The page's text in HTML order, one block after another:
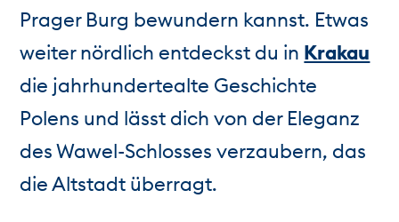
Prager Burg bewundern kannst. Etwas
weiter nördlich entdeckst du in Krakau
die jahrhundertealte Geschichte
Polens und lässt dich von der Eleganz
des Wawel-Schlosses verzaubern, das
die Altstadt überragt.